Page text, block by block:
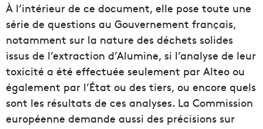
À l’intérieur de ce document, elle pose toute une
série de questions au Gouvernement français,
notamment sur la nature des déchets solides
issus de l’extraction d’Alumine, si l’analyse de leur
toxicité a été effectuée seulement par Alteo ou
également par l’État ou des tiers, ou encore quels
sont les résultats de ces analyses. La Commission
européenne demande aussi des précisions sur